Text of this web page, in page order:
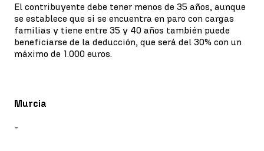
El contribuyente debe tener menos de 35 años, aunque
se establece que si se encuentra en paro con cargas
familias y tiene entre 35 y 40 años también puede
beneficiarse de la deducción, que será del 30% con un
máximo de 1.000 euros.
Murcia
-